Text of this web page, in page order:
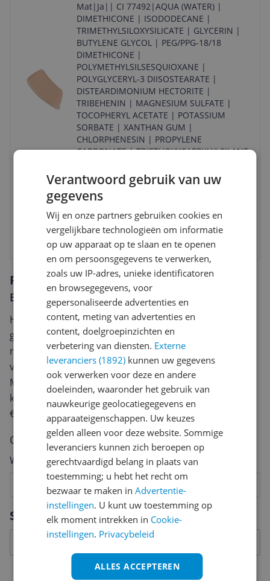
Mat| Ja | | CI 77492|AQUA (WATER) |
DIMETHICONE | ISODODECANE |
TRIMETHYLSILOXYSILICATE | GLYCERIN |
BUTYLENE GLYCOL | PEG/PPG-18/18
DIMETHICONE |
POLYMETHYLSILSESQUIOXANE |
POLYGLYCERYL-3 DIISOSTEARATE |
DISTEARDIMONIUM HECTORITE |
TRIBEHENIN | MAGNESIUM SULFATE |
TOCOPHERYL ACETATE | POTASSIUM
SORBATE | XANTHAN GUM |
CHLORPHENESIN | PROPYLENE
CARBONATE | TRIETHOXYCAPRYLYLSILANE
(FRAGRANCE) | [ + / - (MAY CONTAIN) | CI
77007 (ULTRAMARINES) | CI 77491
Bekijk product
Specificaties
Productinformatie
Reviews
Er zijn nog geen reviews geschreven
Heb jij dit product in bezit en wil je graag je mening
geven? Start dan hieronder met het schrijven van je
review. Afhankelijk van de details duurt het schrijven
van een review gemiddeld tussen de 3 en 10 minuten.
Met jouw mening help je andere bezoekers een betere
keuze te maken én maak je iedere maand kans op
€250,-!
Klik hier voor de actievoorwaarden.
Cijfer
Welk cijfer geef jij dit product?
6
4
2
Vraag 1 van 4
Verantwoord gebruik van uw
gegevens
Wij en onze partners gebruiken cookies en
vergelijkbare technologieën om informatie
op uw apparaat op te slaan en te openen
en om persoonsgegevens te verwerken,
zoals uw IP-adres, unieke identificatoren
en browsegegevens, voor
gepersonaliseerde advertenties en
content, meting van advertenties en
content, doelgroepinzichten en
verbetering van diensten. Externe
leveranciers (1892) kunnen uw gegevens
ook verwerken voor deze en andere
doeleinden, waaronder het gebruik van
nauwkeurige geolocatiegegevens en
apparaateigenschappen. Uw keuzes
gelden alleen voor deze website. Sommige
leveranciers kunnen zich beroepen op
gerechtvaardigd belang in plaats van
toestemming; u hebt het recht om
bezwaar te maken inAdvertentie-
instellingen. U kunt uw toestemming op
elk moment intrekken in Cookie-
instellingen. Privacybeleid
ALLES ACCEPTEREN